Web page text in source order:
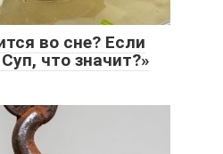
во сне? Если
что значит?»